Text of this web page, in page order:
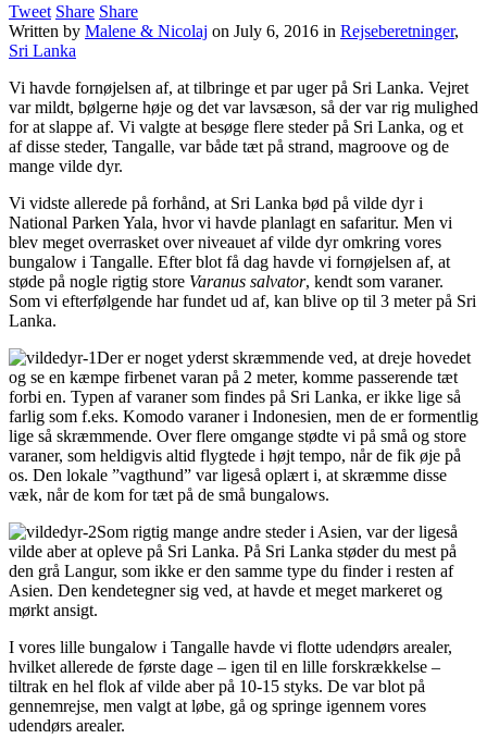
Tweet Share Share
Written by Malene & Nicolaj on July 6, 2016 in Rejseberetninger,
Sri Lanka
Vi havde fornøjelsen af, at tilbringe et par uger på Sri Lanka. Vejret
var mildt, bølgerne høje og det var lavsæson, så der var rig mulighed
for at slappe af. Vi valgte at besøge flere steder på Sri Lanka, og et
af disse steder, Tangalle, var både tæt på strand, magroove og de
mange vilde dyr.
Vi vidste allerede på forhånd, at Sri Lanka bød på vilde dyr i
National Parken Yala, hvor vi havde planlagt en safaritur. Men vi
blev meget overrasket over niveauet af vilde dyr omkring vores
bungalow i Tangalle. Efter blot få dag havde vi fornøjelsen af, at
støde på nogle rigtig store Varanus salvator, kendt som varaner.
Som vi efterfølgende har fundet ud af, kan blive op til 3 meter på Sri
Lanka.
Der er noget yderst skræmmende ved, at dreje hovedet
og se en kæmpe firbenet varan på 2 meter, komme passerende tæt
forbi en. Typen af varaner som findes på Sri Lanka, er ikke lige så
farlig som f.eks. Komodo varaner i Indonesien, men de er formentlig
lige så skræmmende. Over flere omgange stødte vi på små og store
varaner, som heldigvis altid flygtede i højt tempo, når de fik øje på
os. Den lokale ”vagthund” var ligeså oplært i, at skræmme disse
væk, når de kom for tæt på de små bungalows.
Som rigtig mange andre steder i Asien, var der ligeså
vilde aber at opleve på Sri Lanka. På Sri Lanka støder du mest på
den grå Langur, som ikke er den samme type du finder i resten af
Asien. Den kendetegner sig ved, at havde et meget markeret og
mørkt ansigt.
I vores lille bungalow i Tangalle havde vi flotte udendørs arealer,
hvilket allerede de første dage – igen til en lille forskrækkelse –
tiltrak en hel flok af vilde aber på 10-15 styks. De var blot på
gennemrejse, men valgt at løbe, gå og springe igennem vores
udendørs arealer.